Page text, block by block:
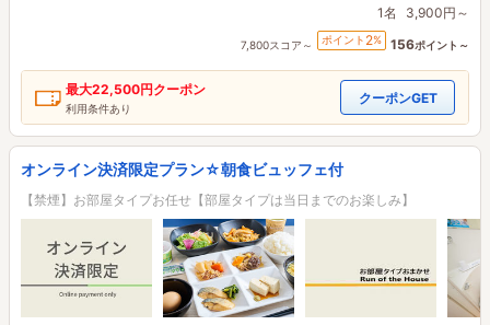
1名 3,900円～
7,800スコア～ ポイント 2% 156ポイント～
最大22,500円クーポン
利用条件あり
クーポンGET
オンライン決済限定プラン☆朝食ビュッフェ付
【禁煙】お部屋タイプお任せ【部屋タイプは当日までのお楽しみ】